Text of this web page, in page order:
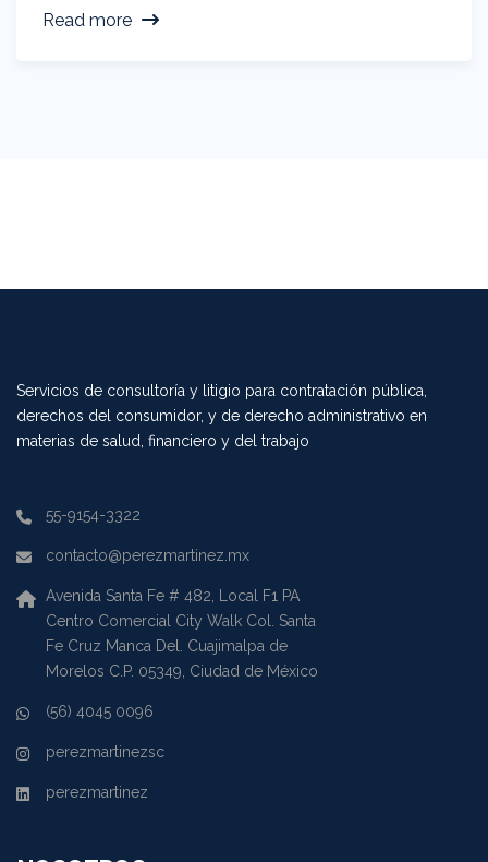
Read more
Servicios de consultoría y litigio para contratación pública,
derechos del consumidor, y de derecho administrativo en
materias de salud, financiero y del trabajo
55-9154-3322
contacto@perezmartinez.mx
Avenida Santa Fe # 482, Local F1 PA
Centro Comercial City Walk Col. Santa
Fe Cruz Manca Del. Cuajimalpa de
Morelos C.P. 05349, Ciudad de México
(56) 4045 0096
perezmartinezsc
perezmartinez